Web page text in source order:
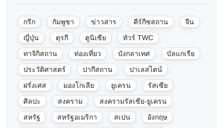
กรีก กัมพูชา ข่าวสาร คีร์กีซสถาน
จีน
ญี่ปุ่น
ตุรกี ตูนิเซีย
ทัวร์ TWC
ทาจิกิสถาน
ท่องเที่ยว บังกลาเทศ
บัลแกเรีย
ประวัติศาสตร์
ปากีสถาน
ปาเลสไตน์
ฝรั่งเศส
มองโกเลีย ยูเครน
รัสเซีย
ศิลปะ
สงคราม
สงครามรัสเซีย-ยูเครน
สหรัฐ
สหรัฐอเมริกา สเปน
อังกฤษ